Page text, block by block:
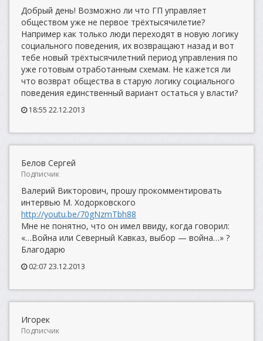
Добрый день! Возможно ли что ГП управляет
обществом уже не первое трёхтысячилетие?
Например как только люди переходят в новую логику
социального поведения, их возвращают назад и вот
тебе новый трёхтысячилетний период управления по
уже готовым отработанным схемам. Не кажется ли
что возврат общества в старую логику социального
поведения единственный вариант остаться у власти?
18:55 22.12.2013
Белов Сергей
Подписчик
Валерий Викторович, прошу прокомментировать
интервью М. Ходорковского
http://youtu.be/70gNzmTbh88
Мне не понятно, что он имел ввиду, когда говорил:
«…Война или Северный Кавказ, выбор — война…» ?
Благодарю
02:07 23.12.2013
Игорек
Подписчик